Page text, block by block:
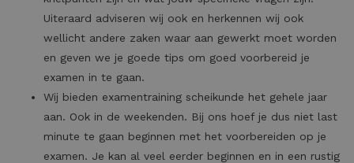
Uiteraard adviseren wij ook en herkennen wij ook
wellicht andere zaken waar aan gewerkt moet worden
en geven we je goede tips om goed voorbereid je
examen in te gaan.
Wij bieden examentraining scheikunde het gehele jaar
aan. Ook in de weekenden. Bij ons hoef je dus niet last
minute te gaan beginnen met het voorbereiden op je
examen. Je kan al veel eerder beginnen en in een rustig